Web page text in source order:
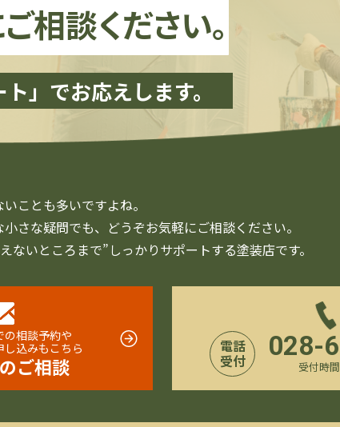
相談ください。
」でお応えします。
ことも多いですよね。
さな疑問でも、 どうぞお気軽にご相談ください。
ないところまで” しっかりサポートする塗装店です。
の相談予約や
込みもこちら
ご相談
電話
受付 028-
受付時間